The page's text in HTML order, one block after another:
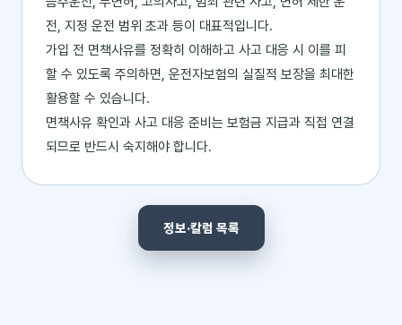
전, 지정 운전 범위 초과 등이 대표적입니다.
가입 전 면책사유를 정확히 이해하고 사고 대응 시 이를 피
할 수 있도록 주의하면, 운전자보험의 실질적 보장을 최대한
활용할 수 있습니다.
면책사유 확인과 사고 대응 준비는 보험금 지급과 직접 연결
되므로 반드시 숙지해야 합니다.
정보·칼럼 목록